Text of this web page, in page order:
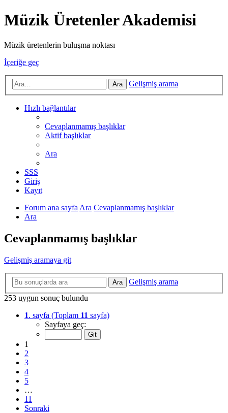
Müzik Üretenler Akademisi
Müzik üretenlerin buluşma noktası
İçeriğe geç
Ara Gelişmiş arama
Hızlı bağlantılar
Cevaplanmamış başlıklar
Aktif başlıklar
Ara
SSS
Giriş
Kayıt
Forum ana sayfaAra Cevaplanmamış başlıklar
Ara
Cevaplanmamış başlıklar
Gelişmiş aramaya git
Ara
Gelişmiş arama
253 uygun sonuç bulundu
1. sayfa (Toplam 11 sayfa)
Sayfaya geç:
1
2
3
4
5
…
11
Sonraki